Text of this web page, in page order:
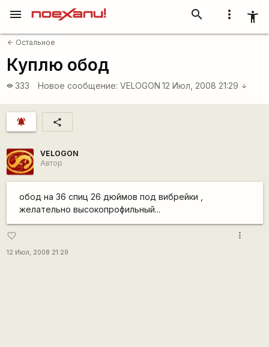
more_vert accessibility_new
search
menu
arrow_back Остальное
Куплю обод
visibility 333 Новое сообщение: VELOGON 12 Июл, 2008 21:29 arrow_downward
notifications_active share
VELOGON
Автор
обод на 36 спиц 26 дюймов под вибрейки ,
желательно высокопрофильный...
favorite_border
12 Июл, 2008 21:29
more_vert